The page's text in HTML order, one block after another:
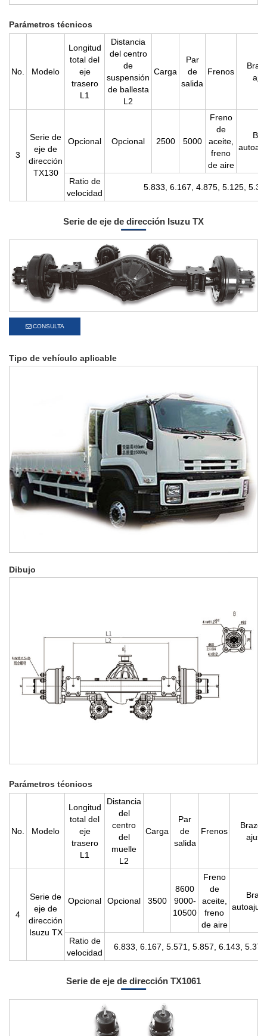
Parámetros técnicos
No. Modelo
Longitud
total del
eje
trasero
L1
Distancia
del centro
de
suspensión
de ballesta
L2
Carga
Par
de
salida
Frenos
3
Serie de
eje de
dirección
TX130
Opcional Opcional 2500 5000
Freno
de
aceite,
freno
de aire
Ratio de
velocidad
5.833, 6.167, 4.875, 5.125,
Serie de eje de dirección Isuzu TX
CONSULTA
Tipo de vehículo aplicable
Dibujo
Parámetros técnicos
No. Modelo
Longitud
total del
eje
trasero
L1
Distancia
del
centro
del
muelle
L2
Carga
Par
de
salida
Frenos
Brazo
4
Serie de
eje de
dirección
Isuzu TX
Opcional Opcional 3500
8600
9000-
10500
Freno
de
aceite,
freno
de aire
Ratio de
velocidad
6.833, 6.167, 5.571, 5.857, 6.143,
Serie de eje de dirección TX1061